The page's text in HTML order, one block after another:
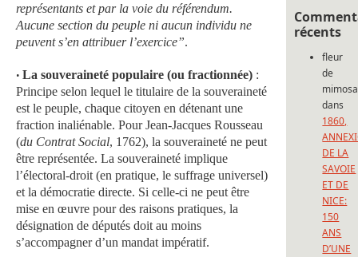
représentants et par la voie du référendum.
Aucune section du peuple ni aucun individu ne
peuvent s’en attribuer l’exercice”.
• La souveraineté populaire (ou fractionnée) :
Principe selon lequel le titulaire de la souveraineté
est le peuple, chaque citoyen en détenant une
fraction inaliénable. Pour Jean-Jacques Rousseau
(du Contrat Social, 1762), la souveraineté ne peut
être représentée. La souveraineté implique
l’électoral-droit (en pratique, le suffrage universel)
et la démocratie directe. Si celle-ci ne peut être
mise en œuvre pour des raisons pratiques, la
désignation de députés doit au moins
s’accompagner d’un mandat impératif.
récents
fleur
de
mimosa
dans
1860,
DE LA
SAVOIE
ET DE
NICE:
150
ANS
D’UNE